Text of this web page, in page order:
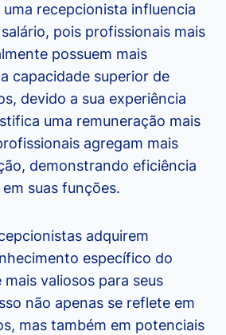
recepcionista influencia
pois profissionais mais
possuem mais
capacidade superior de
devido a sua experiência
uma remuneração mais
agregam mais
demonstrando eficiência
suas funções.
adquirem
específico do
valiosos para seus
não apenas se reflete em
mas também em potenciais